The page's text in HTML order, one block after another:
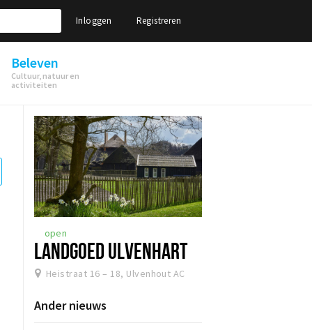
Inloggen Registreren
Beleven
Cultuur, natuur en
activiteiten
open
LANDGOED ULVENHART
Heistraat 16 – 18, Ulvenhout AC
Ander nieuws